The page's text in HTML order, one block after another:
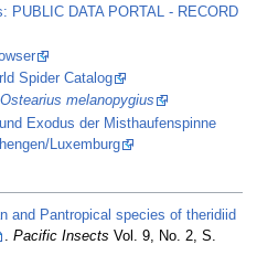
PUBLIC DATA PORTAL - RECORD
Spider Catalog
Ostearius melanopygius
Exodus der Misthaufenspinne
Luxemburg
and Pantropical species of theridiid
. Pacific Insects Vol. 9, No. 2, S.